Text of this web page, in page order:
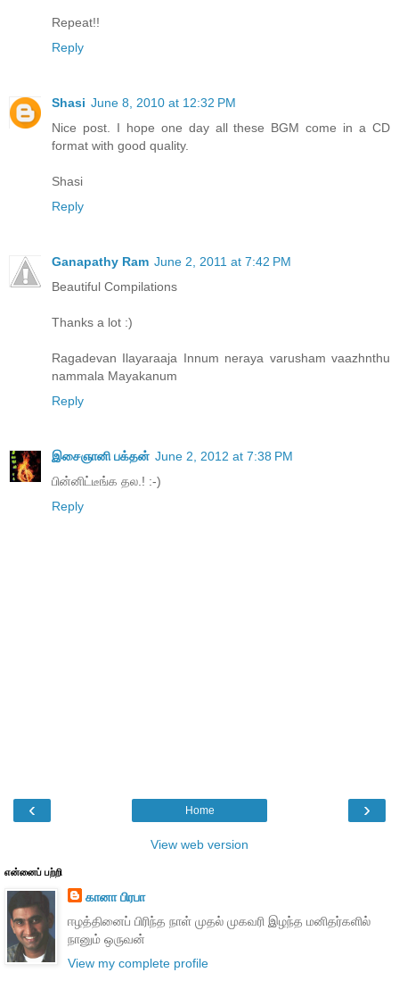
Repeat!!
Reply
Shasi June 8, 2010 at 12:32 PM
Nice post. I hope one day all these BGM come in a CD
format with good quality.
Shasi
Reply
Ganapathy Ram June 2, 2011 at 7:42 PM
Beautiful Compilations
Thanks a lot :)
Ragadevan Ilayaraaja Innum neraya varusham vaazhnthu
nammala Mayakanum
Reply
இசைஞானி பக்தன் June 2, 2012 at 7:38 PM
பின்னிட்டீங்க தல.! :-)
Reply
‹ ›
Home
View web version
என்னைப் பற்றி
கானா பிரபா
ஈழத்தினைப் பிரிந்த நாள் முதல் முகவரி இழந்த மனிதர்களில்
நானும் ஒருவன்
View my complete profile